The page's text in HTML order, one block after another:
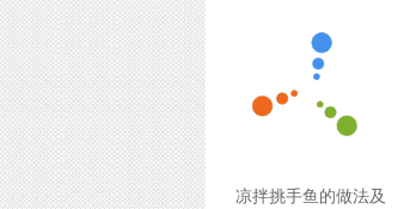
凉拌挑手鱼的做法及